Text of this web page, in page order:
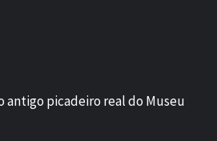
antigo picadeiro real do Museu